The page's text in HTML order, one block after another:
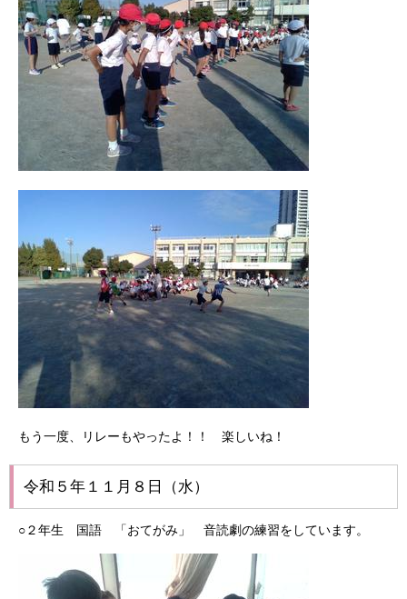
もう一度、リレーもやったよ！！ 楽しいね！
令和５年１１月８日（水）
○２年生 国語 「おてがみ」 音読劇の練習をしています。